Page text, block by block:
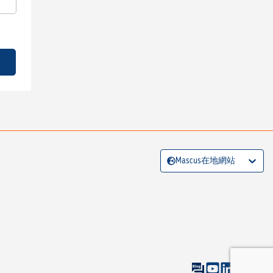
Mascus在地網站